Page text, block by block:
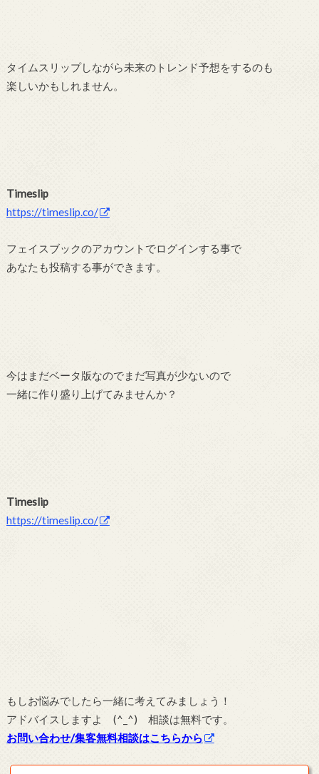
タイムスリップしながら未来のトレンド予想をするのも
楽しいかもしれません。
Timeslip
https://timeslip.co/
フェイスブックのアカウントでログインする事で
あなたも投稿する事ができます。
今はまだベータ版なのでまだ写真が少ないので
一緒に作り盛り上げてみませんか？
Timeslip
https://timeslip.co/
もしお悩みでしたら一緒に考えてみましょう！
アドバイスしますよ (^_^) 相談は無料です。
お問い合わせ/集客無料相談はこちらから